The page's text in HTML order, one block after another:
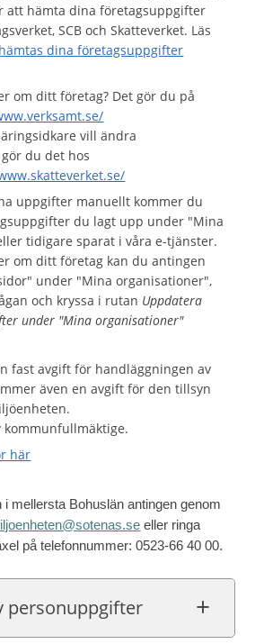
att hämta dina företagsuppgifter
SCB och Skatteverket. Läs
dina företagsuppgifter
om ditt företag? Det gör du på
vill ändra
du det hos
uppgifter manuellt kommer du
du lagt upp under "Mina
tidigare sparat i våra e-tjänster.
om ditt företag kan du antingen
under "Mina organisationer",
och kryssa i rutan Uppdatera
under "Mina organisationer"
fast avgift för handläggningen av
även en avgift för den tillsyn
kommunfullmäktige.
här
i mellersta Bohuslän antingen genom
eller ringa
på telefonnummer: 0523-66 40 00.
personuppgifter